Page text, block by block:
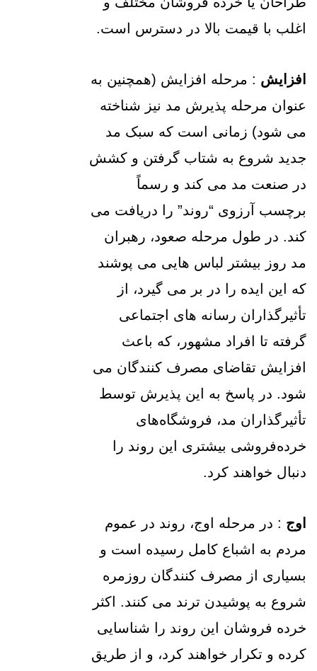
اغلب با قیمت بالا در دسترس است.
افزایش : مرحله افزایش (همچنین به
عنوان مرحله پذیرش مد نیز شناخته
می شود) زمانی است که سبک مد
جدید شروع به شتاب گرفتن و کشش
در صنعت مد می کند و رسماً
برچسب آرزوی “روند” را دریافت می
کند. در طول مرحله صعود، رهبران
مد روز بیشتر لباس هایی می پوشند
که این ایده را در بر می گیرد، از
تأثیرگذاران رسانه های اجتماعی
گرفته تا افراد مشهور، که باعث
افزایش تقاضای مصرف کنندگان می
شود. در پاسخ به این پذیرش توسط
تأثیرگذاران مد، فروشگاه‌های
خرده‌فروشی بیشتری این روند را
دنبال خواهند کرد.
اوج : در مرحله اوج، روند در عموم
مردم به اشباع کامل رسیده است و
بسیاری از مصرف کنندگان روزمره
شروع به پوشیدن ترند می کنند. اکثر
خرده فروشان این روند را شناسایی
کرده و تکرار خواهند کرد، و از طریق